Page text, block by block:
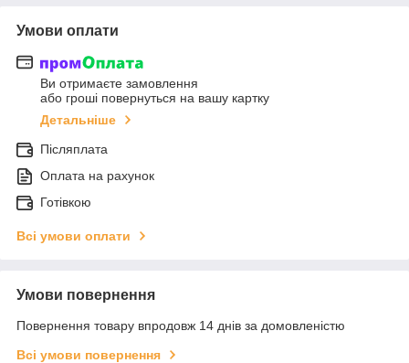
Умови оплати
Ви отримаєте замовлення
або гроші повернуться на вашу картку
Детальніше
Післяплата
Оплата на рахунок
Готівкою
Всі умови оплати
Умови повернення
Повернення товару впродовж 14 днів за домовленістю
Всі умови повернення